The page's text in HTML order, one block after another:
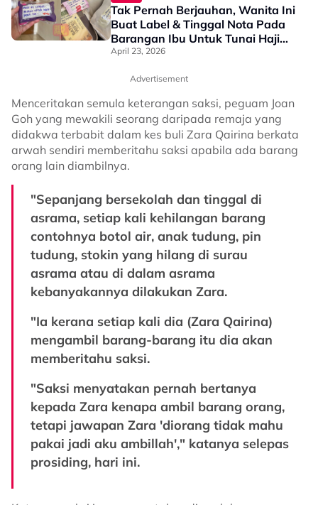
Tak Pernah Berjauhan, Wanita Ini
Buat Label & Tinggal Nota Pada
Barangan Ibu Untuk Tunai Haji
Buat Netizen Sebak - “Mak Ini
Tau…”
April 23, 2026
Advertisement
Menceritakan semula keterangan saksi, peguam Joan
Goh yang mewakili seorang daripada remaja yang
didakwa terbabit dalam kes buli Zara Qairina berkata
arwah sendiri memberitahu saksi apabila ada barang
orang lain diambilnya.
"Sepanjang bersekolah dan tinggal di
asrama, setiap kali kehilangan barang
contohnya botol air, anak tudung, pin
tudung, stokin yang hilang di surau
asrama atau di dalam asrama
kebanyakannya dilakukan Zara.
"Ia kerana setiap kali dia (Zara Qairina)
mengambil barang-barang itu dia akan
memberitahu saksi.
"Saksi menyatakan pernah bertanya
kepada Zara kenapa ambil barang orang,
tetapi jawapan Zara 'diorang tidak mahu
pakai jadi aku ambillah'," katanya selepas
prosiding, hari ini.